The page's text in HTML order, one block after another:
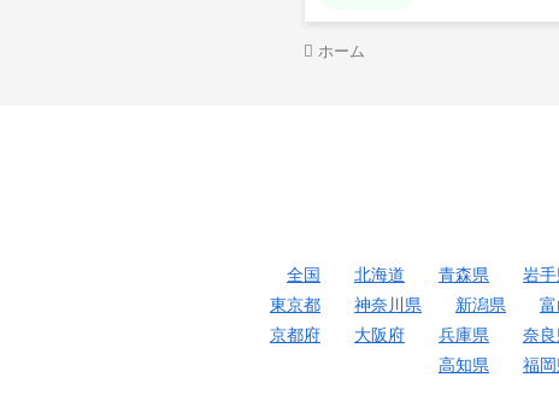
ホーム
全国 北海道 青森県 岩
東京都
神奈川県 新潟県
京都府
大阪府 兵庫県 奈
高知県
福